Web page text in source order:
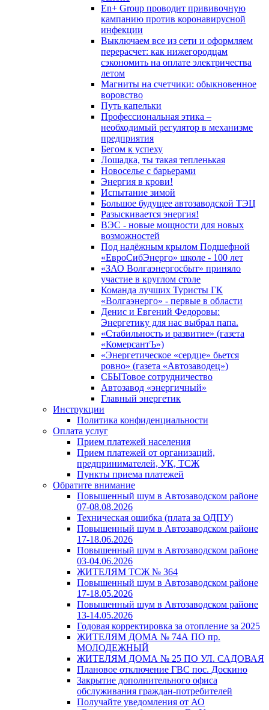
En+ Group проводит прививочную
кампанию против коронавирусной
инфекции
Выключаем все из сети и оформляем
перерасчет: как нижегородцам
сэкономить на оплате электричества
летом
Магниты на счетчики: обыкновенное
воровство
Путь капельки
Профессиональная этика –
необходимый регулятор в механизме
предприятия
Бегом к успеху
Лошадка, ты такая тепленькая
Новоселье с барьерами
Энергия в крови!
Испытание зимой
Большое будущее автозаводской ТЭЦ
Разыскивается энергия!
ВЭС - новые мощности для новых
возможностей
Под надёжным крылом Подшефной
«ЕвроСибЭнерго» школе - 100 лет
«ЗАО Волгаэнергосбыт» приняло
участие в круглом столе
Команда лучших Туристы ГК
«Волгаэнерго» - первые в области
Денис и Евгений Федоровы:
Энергетику для нас выбрал папа.
«Стабильность и развитие» (газета
«КомерсантЪ»)
«Энергетическое «сердце» бьется
ровно» (газета «Автозаводец»)
СБЫТовое сотрудничество
Автозавод «энергичный»
Главный энергетик
Инструкции
Политика конфиденциальности
Оплата услуг
Прием платежей населения
Прием платежей от организаций,
предпринимателей, УК, ТСЖ
Пункты приема платежей
Обратите внимание
Повышенный шум в Автозаводском районе
07-08.08.2026
Техническая ошибка (плата за ОДПУ)
Повышенный шум в Автозаводском районе
17-18.06.2026
Повышенный шум в Автозаводском районе
03-04.06.2026
ЖИТЕЛЯМ ТСЖ № 364
Повышенный шум в Автозаводском районе
17-18.05.2026
Повышенный шум в Автозаводском районе
13-14.05.2026
Годовая корректировка за отопление за 2025
ЖИТЕЛЯМ ДОМА № 74А ПО пр.
МОЛОДЕЖНЫЙ
ЖИТЕЛЯМ ДОМА № 25 ПО УЛ. САДОВАЯ
Плановое отключение ГВС пос. Доскино
Закрытие дополнительного офиса
обслуживания граждан-потребителей
Получайте уведомления от АО